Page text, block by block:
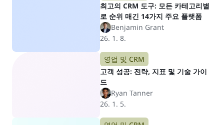
최고의 CRM 도구: 모든 카테고리별
로 순위 매긴 14가지 주요 플랫폼
Benjamin Grant
26. 1. 8.
영업 및 CRM
고객 성공: 전략, 지표 및 기술 가이
드
Ryan Tanner
26. 1. 5.